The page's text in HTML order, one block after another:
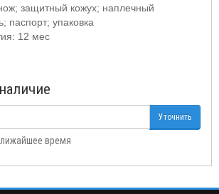
защитный кожух; наплечный
паспорт; упаковка
12 мес
Уточнить
время